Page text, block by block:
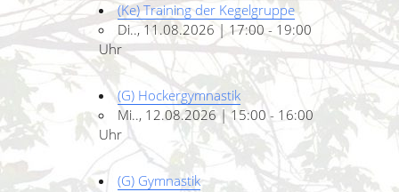
(Ke) Training der Kegelgruppe
Di.., 11.08.2026 | 17:00 - 19:00
Uhr
(G) Hockergymnastik
Mi.., 12.08.2026 | 15:00 - 16:00
Uhr
(G) Gymnastik